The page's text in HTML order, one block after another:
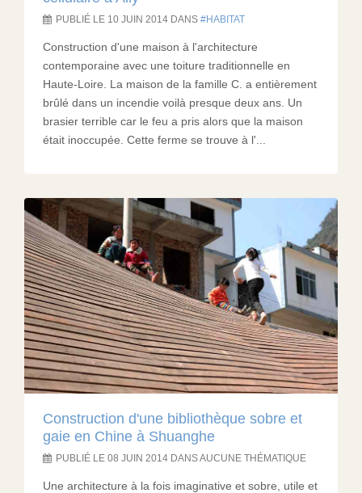
PUBLIÉ LE 10 JUIN 2014 DANS HABITAT
Construction d'une maison à l'architecture
contemporaine avec une toiture traditionnelle en
Haute-Loire. La maison de la famille C. a entièrement
brûlé dans un incendie voilà presque deux ans. Un
brasier terrible car le feu a pris alors que la maison
était inoccupée. Cette ferme se trouve à l'...
Construction d'une bibliothèque sobre et
gaie en Chine à Shuanghe
PUBLIÉ LE 08 JUIN 2014 DANS AUCUNE THÉMATIQUE
Une architecture à la fois imaginative et sobre, utile et